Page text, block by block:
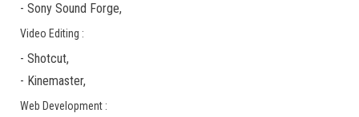
- Sony Sound Forge,
Video Editing :
- Shotcut,
- Kinemaster,
Web Development :